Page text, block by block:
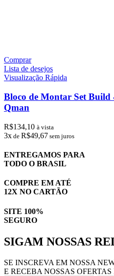
Comprar
Lista de desejos
Visualização Rápida
Bloco de Montar Set
Qman
R$134,10 à vista
3x de R$49,67 sem juros
ENTREGAMOS PARA
TODO O BRASIL
COMPRE EM ATÉ
12X NO CARTÃO
SITE 100%
SEGURO
SIGAM NOSSAS
SE INSCREVA EM NOSSA
E RECEBA NOSSAS